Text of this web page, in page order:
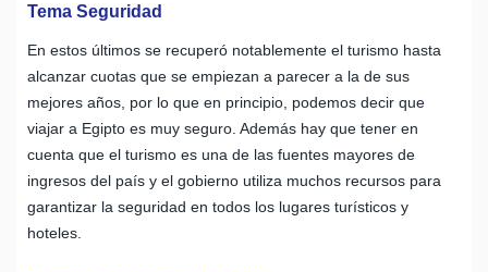
Tema Seguridad
En estos últimos se recuperó notablemente el turismo hasta
alcanzar cuotas que se empiezan a parecer a la de sus
mejores años, por lo que en principio, podemos decir que
viajar a Egipto es muy seguro. Además hay que tener en
cuenta que el turismo es una de las fuentes mayores de
ingresos del país y el gobierno utiliza muchos recursos para
garantizar la seguridad en todos los lugares turísticos y
hoteles.